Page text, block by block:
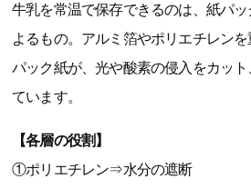
牛乳を常温で保存できるのは、紙パ
よるもの。アルミ箔やポリエチレン
パック紙が、光や酸素の侵入をカッ
ています。
【各層の役割】
①ポリエチレン⇒水分の遮断